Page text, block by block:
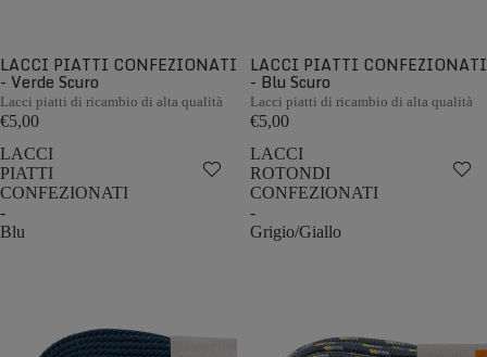
LACCI PIATTI CONFEZIONATI
- Verde Scuro
Lacci piatti di ricambio di alta qualità
€5,00
LACCI PIATTI CONFEZIONATI
- Blu Scuro
Lacci piatti di ricambio di alta qualità
€5,00
LACCI
PIATTI
CONFEZIONATI
-
Blu
LACCI
ROTONDI
CONFEZIONATI
-
Grigio/Giallo